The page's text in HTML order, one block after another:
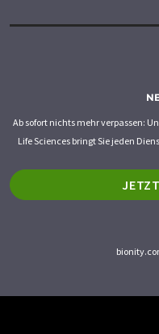
Ab sofort nichts mehr verpassen:
Life Sciences bringt Sie jeden